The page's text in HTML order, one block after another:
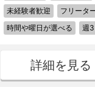
未経験者歓迎
フリータ
時間や曜日が選べる
週3
詳細を見る